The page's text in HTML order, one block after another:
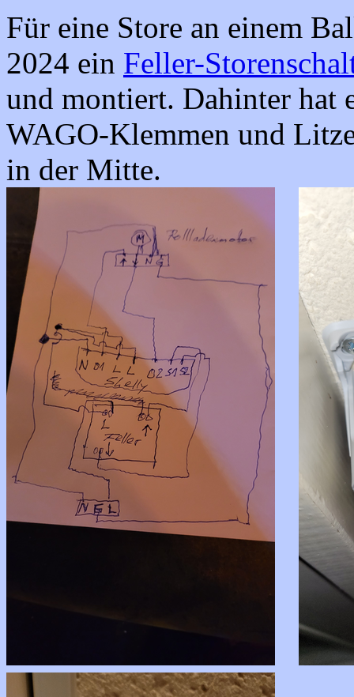
Für eine Store an einem
2024 ein Feller-
und montiert. Dahinter
WAGO-Klemmen und
in der Mitte.